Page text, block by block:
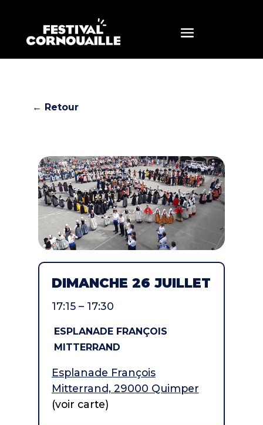
← Retour
DIMANCHE 26 JUILLET
17:15 – 17:30
ESPLANADE FRANÇOIS
MITTERRAND
Esplanade François
Mitterrand, 29000 Quimper
(voir carte)